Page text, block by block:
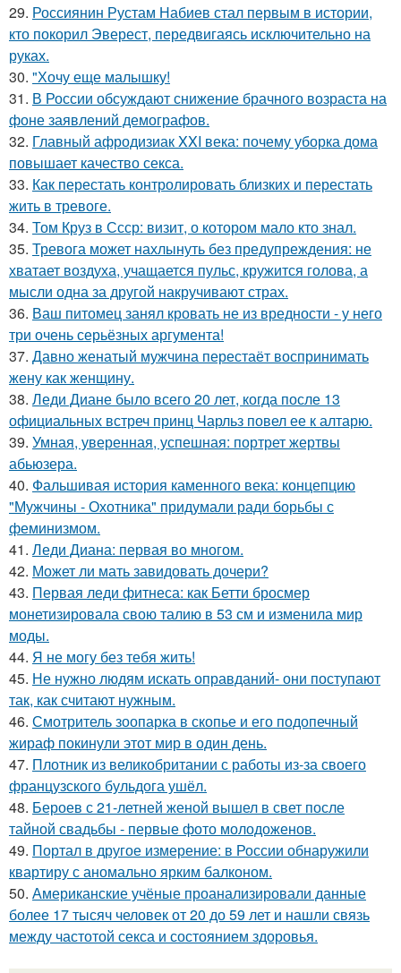
29. Россиянин Рустам Набиев стал первым в истории,
кто покорил Эверест, передвигаясь исключительно на
руках.
30. "Хочу еще малышку!
31. В России обсуждают снижение брачного возраста на
фоне заявлений демографов.
32. Главный афродизиак XXI века: почему уборка дома
повышает качество секса.
33. Как перестать контролировать близких и перестать
жить в тревоге.
34. Том Круз в Ссср: визит, о котором мало кто знал.
35. Тревога может нахлынуть без предупреждения: не
хватает воздуха, учащается пульс, кружится голова, а
мысли одна за другой накручивают страх.
36. Ваш питомец занял кровать не из вредности - у него
три очень серьёзных аргумента!
37. Давно женатый мужчина перестаёт воспринимать
жену как женщину.
38. Леди Диане было всего 20 лет, когда после 13
официальных встреч принц Чарльз повел ее к алтарю.
39. Умная, уверенная, успешная: портрет жертвы
абьюзера.
40. Фальшивая история каменного века: концепцию
"Мужчины - Охотника" придумали ради борьбы с
феминизмом.
41. Леди Диана: первая во многом.
42. Может ли мать завидовать дочери?
43. Первая леди фитнеса: как Бетти бросмер
монетизировала свою талию в 53 см и изменила мир
моды.
44. Я не могу без тебя жить!
45. Не нужно людям искать оправданий- они поступают
так, как считают нужным.
46. Смотритель зоопарка в скопье и его подопечный
жираф покинули этот мир в один день.
47. Плотник из великобритании с работы из-за своего
французского бульдога ушёл.
48. Бероев с 21-летней женой вышел в свет после
тайной свадьбы - первые фото молодоженов.
49. Портал в другое измерение: в России обнаружили
квартиру с аномально ярким балконом.
50. Американские учёные проанализировали данные
более 17 тысяч человек от 20 до 59 лет и нашли связь
между частотой секса и состоянием здоровья.